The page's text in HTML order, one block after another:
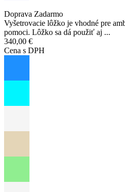
Doprava Zadarmo
Vyšetrovacie lôžko je vhodné pre
pomoci. Lôžko sa dá použiť aj ...
340,00 €
Cena s DPH